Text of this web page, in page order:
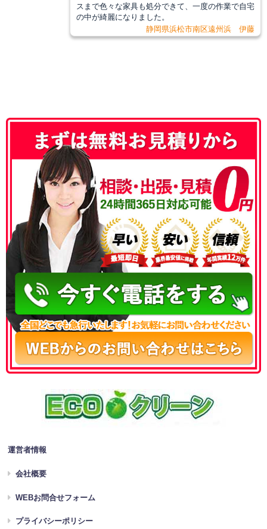
スまで色々な家具も処分できて、一度の作業で自宅
の中が綺麗になりました。
静岡県浜松市南区遠州浜 伊藤
050-3186-4780
運営者情報
会社概要
WEBお問合せフォーム
プライバシーポリシー